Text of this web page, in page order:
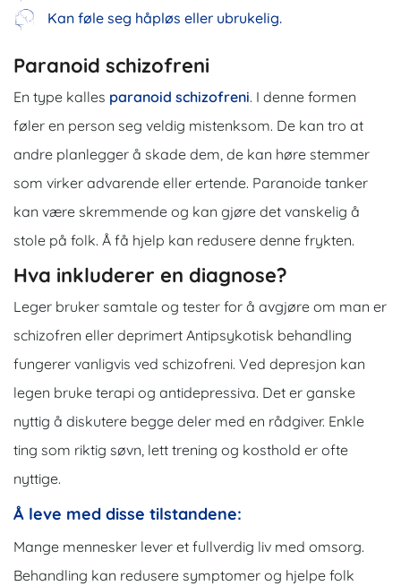
Kan føle seg håpløs eller ubrukelig.
Paranoid schizofreni
En type kalles paranoid schizofreni. I denne formen
føler en person seg veldig mistenksom. De kan tro at
andre planlegger å skade dem, de kan høre stemmer
som virker advarende eller ertende. Paranoide tanker
kan være skremmende og kan gjøre det vanskelig å
stole på folk. Å få hjelp kan redusere denne frykten.
Hva inkluderer en diagnose?
Leger bruker samtale og tester for å avgjøre om man er
schizofren eller deprimert Antipsykotisk behandling
fungerer vanligvis ved schizofreni. Ved depresjon kan
legen bruke terapi og antidepressiva. Det er ganske
nyttig å diskutere begge deler med en rådgiver. Enkle
ting som riktig søvn, lett trening og kosthold er ofte
nyttige.
Å leve med disse tilstandene:
Mange mennesker lever et fullverdig liv med omsorg.
Behandling kan redusere symptomer og hjelpe folk